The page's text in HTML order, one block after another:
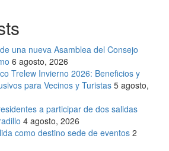
una nueva Asamblea del Consejo
6 agosto, 2026
Trelew Invierno 2026: Beneficios y
para Vecinos y Turistas 5 agosto,
a participar de dos salidas
4 agosto, 2026
como destino sede de eventos 2